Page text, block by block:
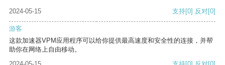
2024-05-15
支持[0] 反对[0]
游客
这款加速器VPM应用程序可以给你提供最高速度和安全性的连接，并帮
助你在网络上自由移动。